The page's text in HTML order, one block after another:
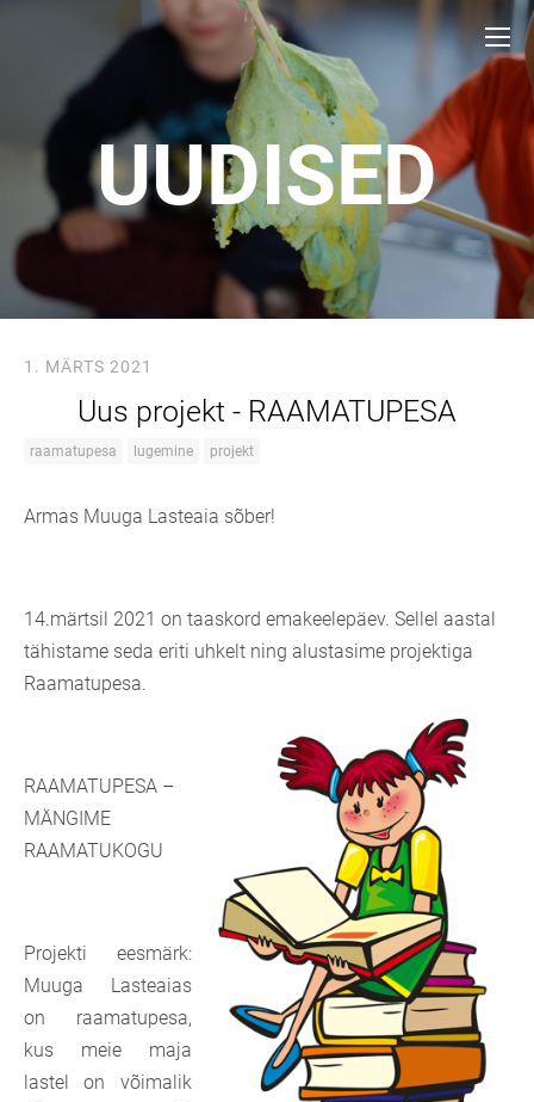
UUDISED
1. MÄRTS 2021
Uus projekt - RAAMATUPESA
raamatupesa lugemine projekt
Armas Muuga Lasteaia sõber!
14.märtsil 2021 on taaskord emakeelepäev. Sellel aastal
tähistame seda eriti uhkelt ning alustasime projektiga
Raamatupesa.
RAAMATUPESA –
MÄNGIME
RAAMATUKOGU
Projekti eesmärk:
Muuga Lasteaias
on raamatupesa,
kus meie maja
lastel on võimalik